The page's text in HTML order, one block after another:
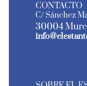
CONTACTO
C/ Sánchez
30004